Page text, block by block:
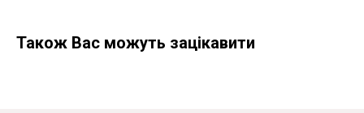
Також Вас можуть зацікавити